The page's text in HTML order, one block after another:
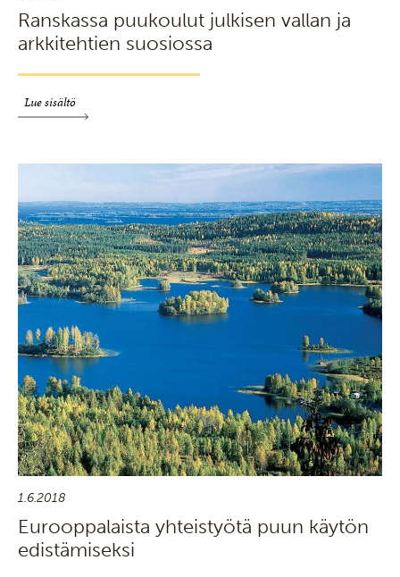
Ranskassa puukoulut julkisen vallan ja
arkkitehtien suosiossa
Lue sisältö
1.6.2018
Eurooppalaista yhteistyötä puun käytön
edistämiseksi